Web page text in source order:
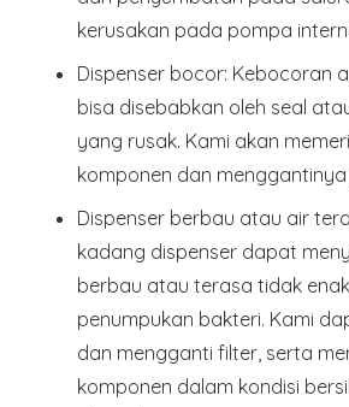
kerusakan pada pompa
Dispenser bocor: Kebocoran
bisa disebabkan oleh seal
yang rusak. Kami akan
komponen dan
Dispenser berbau atau air
kadang dispenser dapat
berbau atau terasa tidak
penumpukan bakteri. Kami
dan mengganti filter, serta
komponen dalam kondisi